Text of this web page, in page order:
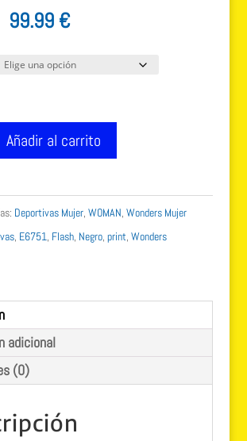
El
original
99.99 €El
actual
Añadir al carrito
Deportivas Mujer, WOMAN Wonders Mujer
, E6751 Flash, Negro, print, Wonders
adicional
(0)